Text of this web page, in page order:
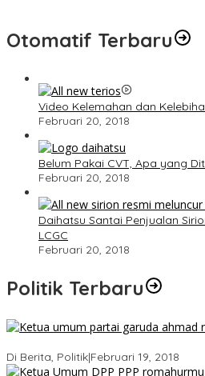
Otomatif Terbaru
Video Kelemahan dan
Februari 20, 2018
Belum Pakai CVT, Apa yang
Februari 20, 2018
Daihatsu Santai Penjualan
LCGC
Februari 20, 2018
Politik Terbaru
Di Berita, Politik|Februari 19, 2018